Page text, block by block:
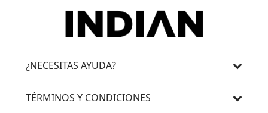
¿NECESITAS AYUDA?
TÉRMINOS Y CONDICIONES